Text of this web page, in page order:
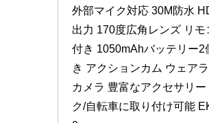
外部マイク対応 30M防水
出力 170度広角レンズ リモ
付き 1050mAhバッテリー2
き アクションカム ウェア
カメラ 豊富なアクセサリー
ク/自転車に取り付け可能